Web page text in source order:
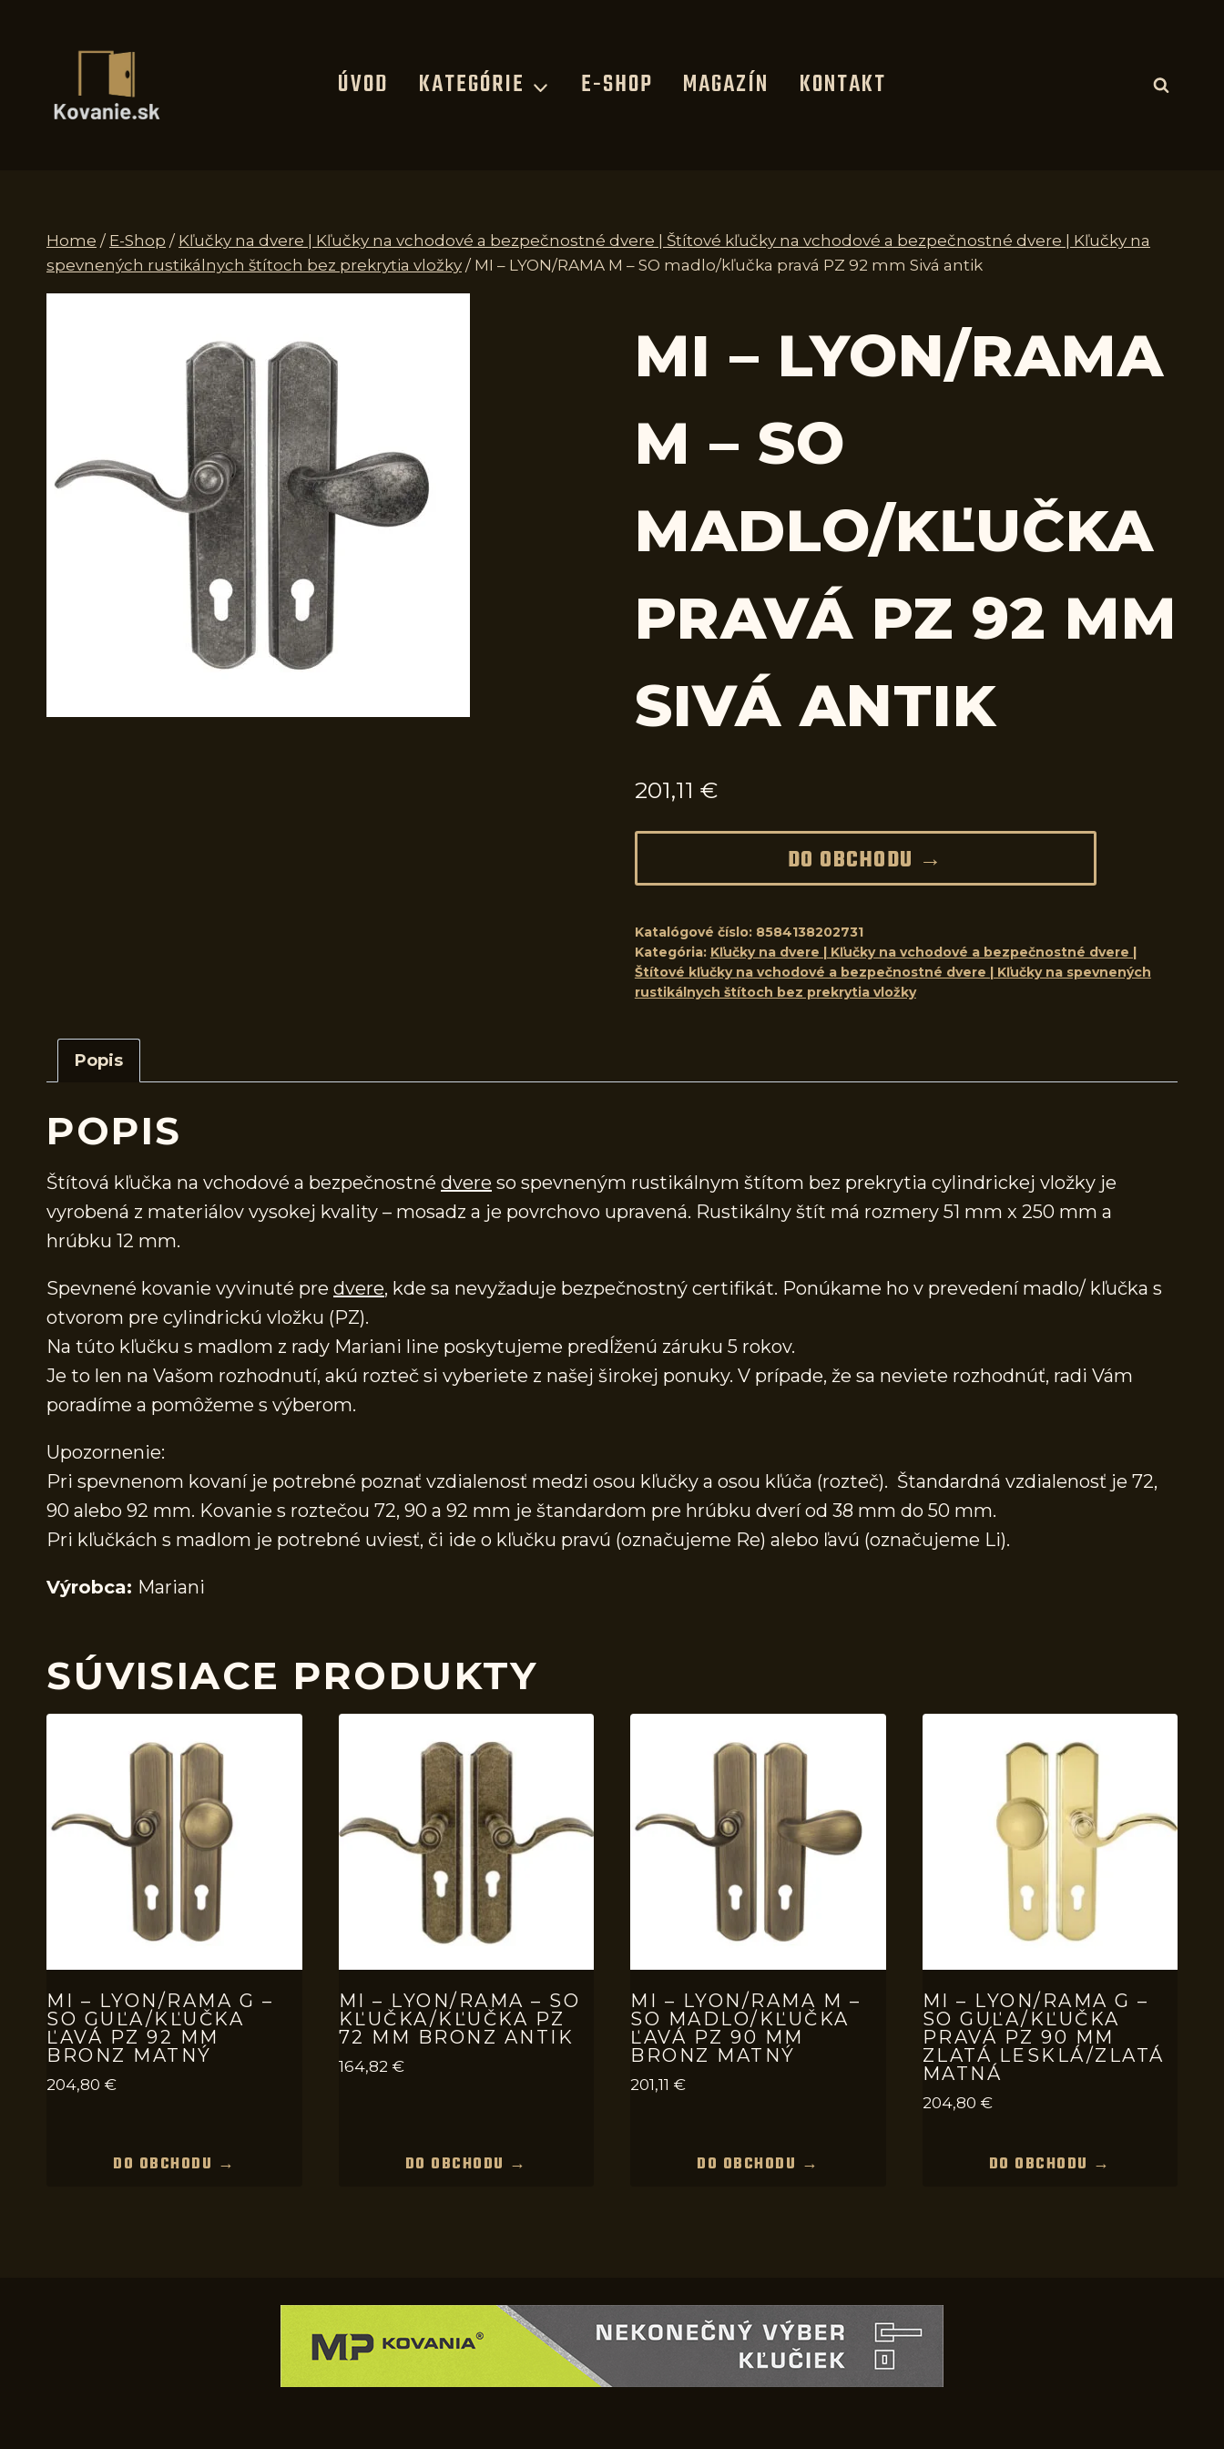
ÚVOD KATEGÓRIE E-SHOP MAGAZÍN KONTAKT
Home / E-Shop / Kľučky na dvere | Kľučky na vchodové a bezpečnostné dvere | Štítové kľučky na vchodové a bezpečnostné dvere | Kľučky na
spevnených rustikálnych štítoch bez prekrytia vložky / MI – LYON/RAMA M – SO madlo/kľučka pravá PZ 92 mm Sivá antik
MI – LYON/RAMA
M – SO
MADLO/KĽUČKA
PRAVÁ PZ 92 MM
SIVÁ ANTIK
201,11 €
DO OBCHODU →
Katalógové číslo: 8584138202731
Kategória: Kľučky na dvere | Kľučky na vchodové a bezpečnostné dvere |
Štítové kľučky na vchodové a bezpečnostné dvere | Kľučky na spevnených
rustikálnych štítoch bez prekrytia vložky
Popis
POPIS
Štítová kľučka na vchodové a bezpečnostné dvere so spevneným rustikálnym štítom bez prekrytia cylindrickej vložky je
vyrobená z materiálov vysokej kvality – mosadz a je povrchovo upravená. Rustikálny štít má rozmery 51 mm x 250 mm a
hrúbku 12 mm.
Spevnené kovanie vyvinuté pre dvere, kde sa nevyžaduje bezpečnostný certifikát. Ponúkame ho v prevedení madlo/ kľučka s
otvorom pre cylindrickú vložku (PZ).
Na túto kľučku s madlom z rady Mariani line poskytujeme predĺženú záruku 5 rokov.
Je to len na Vašom rozhodnutí, akú rozteč si vyberiete z našej širokej ponuky. V prípade, že sa neviete rozhodnúť, radi Vám
poradíme a pomôžeme s výberom.
Upozornenie:
Pri spevnenom kovaní je potrebné poznať vzdialenosť medzi osou kľučky a osou kľúča (rozteč). Štandardná vzdialenosť je 72,
90 alebo 92 mm. Kovanie s roztečou 72, 90 a 92 mm je štandardom pre hrúbku dverí od 38 mm do 50 mm.
Pri kľučkách s madlom je potrebné uviesť, či ide o kľučku pravú (označujeme Re) alebo ľavú (označujeme Li).
Výrobca: Mariani
SÚVISIACE PRODUKTY
MI – LYON/RAMA G –
SO GUĽA/KĽUČKA
ĽAVÁ PZ 92 MM
BRONZ MATNÝ
204,80 €
DO OBCHODU →
MI – LYON/RAMA – SO
KĽUČKA/KĽUČKA PZ
72 MM BRONZ ANTIK
164,82 €
DO OBCHODU →
MI – LYON/RAMA M –
SO MADLO/KĽUČKA
ĽAVÁ PZ 90 MM
BRONZ MATNÝ
201,11 €
DO OBCHODU →
MI – LYON/RAMA G –
SO GUĽA/KĽUČKA
PRAVÁ PZ 90 MM
ZLATÁ LESKLÁ/ZLATÁ
MATNÁ
204,80 €
DO OBCHODU →